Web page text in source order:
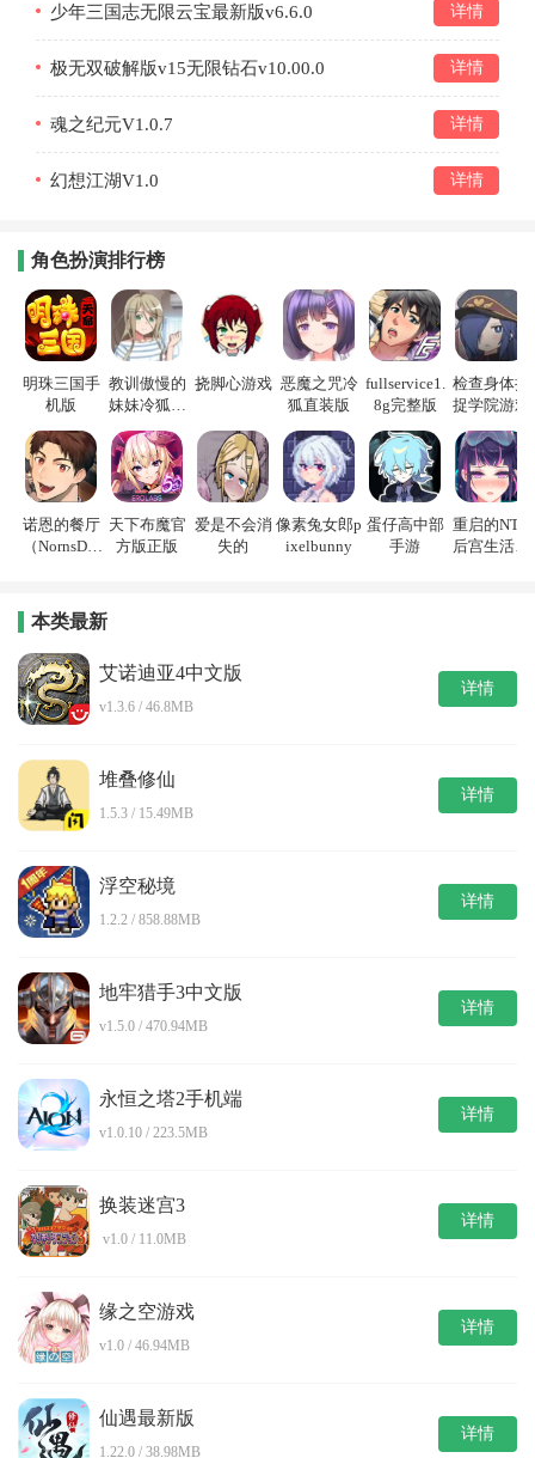
少年三国志无限云宝最新版v6.6.0 详情
极无双破解版v15无限钻石v10.00.0 详情
魂之纪元V1.0.7 详情
幻想江湖V1.0 详情
角色扮演排行榜
明珠三国手
机版
教训傲慢的
妹妹冷狐游
挠脚心游戏 恶魔之咒冷
狐直装版
fullservice1.
8g完整版
检查身体捕
捉学院游戏
诺恩的餐厅
（NornsDin
天下布魔官
方版正版
爱是不会消
失的
像素兔女郎p
ixelbunny
蛋仔高中部
手游
重启的NTR
后宫生活游
本类最新
艾诺迪亚4中文版
v1.3.6 / 46.8MB
详情
堆叠修仙
1.5.3 / 15.49MB
详情
浮空秘境
1.2.2 / 858.88MB
详情
地牢猎手3中文版
v1.5.0 / 470.94MB
详情
永恒之塔2手机端
v1.0.10 / 223.5MB
详情
换装迷宫3
v1.0 / 11.0MB
详情
缘之空游戏
v1.0 / 46.94MB
详情
仙遇最新版
1.22.0 / 38.98MB
详情